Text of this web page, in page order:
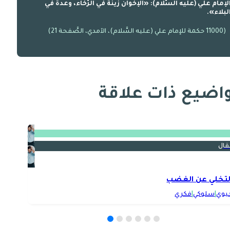
علي (عليه السَّلام): «الإخوان زينة في الرَّخاء، وعدة في
(11000 حكمة للإمام علي (عليه السَّلام)، الآمدي، الصَّفحة 21)
ذات علاقة
عن الغضب
|سلوكي|فكري